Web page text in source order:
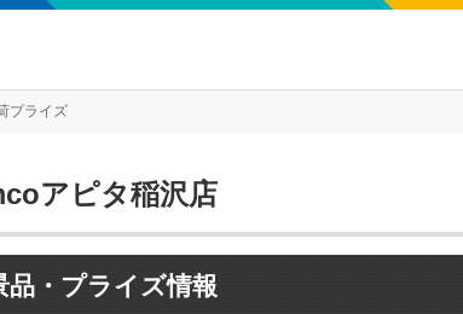
プライズ
アピタ稲沢店
品・プライズ情報